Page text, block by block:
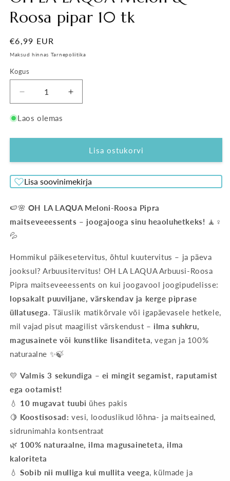
Roosa pipar 10 tk
Tavahind
€6,99 EUR
Maksud hinnas Tarnepoliitika
Kogus
Vähenda
OH
LA
Melon
Roosa
10
kogust
Suurenda
OH
Melon
&amp;
Roosa
10
kogust
Laos olemas
Lisa ostukorvi
Lisa soovinimekirja
🍉🌸 OH LA LAQUA Meloni-Roosa Pipra
maitseveeessents – joogajooga sinu heaoluhetkeks! 🧘♀️
💦
Hommikul päikesetervitus, õhtul kuutervitus – ja päeva
jooksul? Arbuusitervitus! OH LA LAQUA Arbuusi-Roosa
Pipra maitseveeessents on kui joogavool joogipudelisse:
lopsakalt puuviljane, värskendav ja kerge piprase
üllatusega. Täiuslik matikõrvale või igapäevasele hetkele,
mil vajad pisut maagilist värskendust – ilma suhkru,
magusainete või kunstlike lisanditeta, vegan ja 100%
naturaalne ✨🍃
💛Valmis 3 sekundiga – ei mingit segamist, raputamist
ega ootamist!
💧 10 mugavat tuubi ühes pakis
🍋 Koostisosad: vesi, looduslikud lõhna- ja maitseained,
sidrunimahla kontsentraat
🌿 100% naturaalne, ilma magusaineteta, ilma
kaloriteta
💧Sobib nii mulliga kui mullita veega, külmade ja